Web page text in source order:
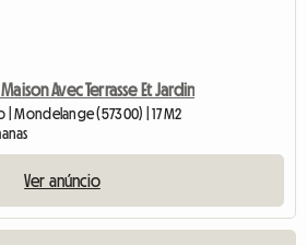
Avec Terrasse Et Jardin
Mondelange (57300) | 17 M2
Ver anúncio